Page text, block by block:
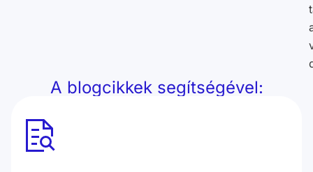
A blogcikkek segítségével: